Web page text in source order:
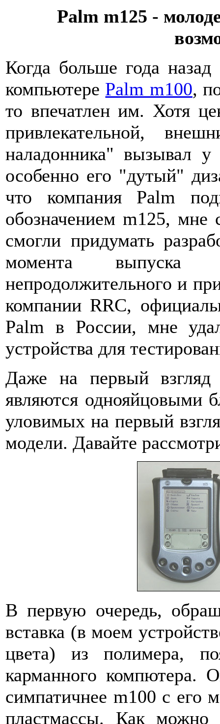
Palm m125 -
Когда больше года
компьютере Palm m100,
то впечатлен им. Хотя
привлекательной,
наладонника" вызывал у
особенно его "дутый"
что компания Palm
обозначением m125, мне
смогли придумать
момента выпуска
непродолжительного и
компании RRC,
Palm в России, мне
устройства для
Даже на первый
являются однояйцовыми
уловимых на первый
модели. Давайте
В первую очередь,
вставка (в моем
цвета) из полимера,
карманного компютера.
симпатичнее m100 с его
пластмассы. Как можно